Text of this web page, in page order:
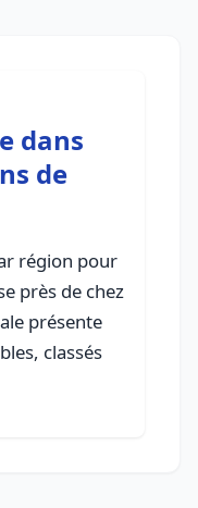
dans
de
région pour
près de chez
présente
classés